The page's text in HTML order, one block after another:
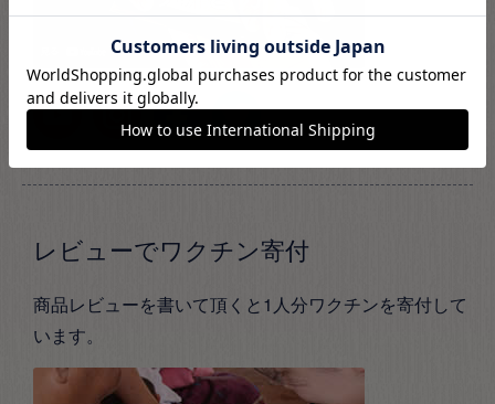
レビューでワクチン寄付
商品レビューを書いて頂くと1人分ワクチンを寄付して
います。